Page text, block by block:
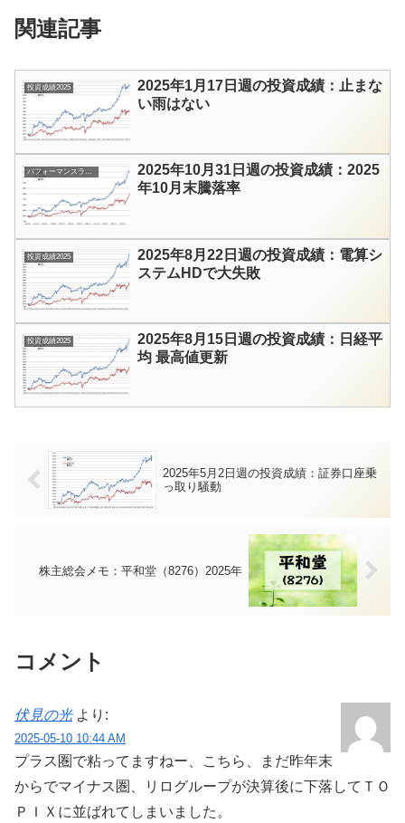
関連記事
投資成績2025
2025年1月17日週の投資成績：止まな
い雨はない
パフォーマンスランキング
2025年10月31日週の投資成績：2025
年10月末騰落率
投資成績2025
2025年8月22日週の投資成績：電算シ
ステムHDで大失敗
投資成績2025
2025年8月15日週の投資成績：日経平
均 最高値更新
2025年5月2日週の投資成績：証券口座乗
っ取り騒動
株主総会メモ：平和堂（8276）2025年
コメント
伏見の光 より:
2025-05-10 10:44 AM
プラス圏で粘ってますねー、こちら、まだ昨年末
からでマイナス圏、リログループが決算後に下落してＴＯ
ＰＩＸに並ばれてしまいました。